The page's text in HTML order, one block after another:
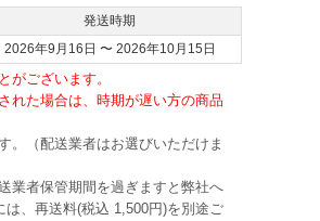
発送時期
2026年9月16日 〜 2026年10月15日
がございます。
れた場合は、時期が遅い方の商品
。（配送業者はお選びいただけま
業者保管期間を過ぎますと弊社へ
、再送料(税込 1,500円)を別途ご